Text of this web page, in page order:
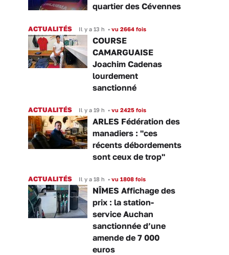
quartier des Cévennes
ACTUALITÉS Il y a 13 h • vu 2664 fois
COURSE
CAMARGUAISE
Joachim Cadenas
lourdement
sanctionné
ACTUALITÉS Il y a 19 h • vu 2425 fois
ARLES Fédération des
manadiers : "ces
récents débordements
sont ceux de trop"
ACTUALITÉS Il y a 18 h • vu 1808 fois
NÎMES Affichage des
prix : la station-
service Auchan
sanctionnée d’une
amende de 7 000
euros